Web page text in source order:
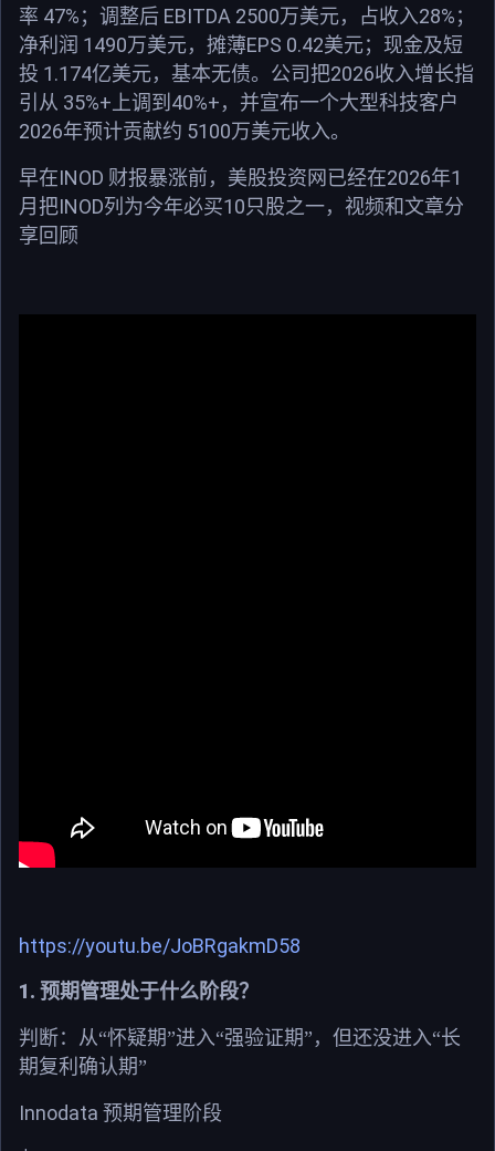
率 47% ；调整后 EBITDA 2500万美元，占收入28% ；
净利润 1490万美元，摊薄EPS 0.42美元；现金及短
投 1.174亿美元，基本无债。公司把2026收入增长指
引从 35%+ 上调到 40%+ ，并宣布一个大型科技客户
2026年预计贡献约 5100万美元收入。
早在INOD 财报暴涨前，美股投资网已经在2026年1
月把INOD列为今年必买10只股之一，视频和文章分
享回顾
https://youtu.be/JoBRgakmD58
1. 预期管理处于什么阶段？
判断：从“怀疑期”进入“强验证期”，但还没进入“长
期复利确认期”
Innodata 预期管理阶段